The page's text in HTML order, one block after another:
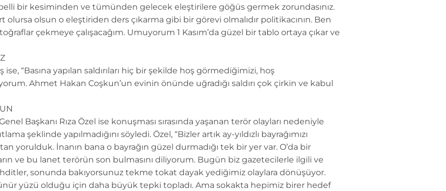
bir kesiminden ve tümünden gelecek eleştirilere göğüs germek zorundasınız.
olsun o eleştiriden ders çıkarma gibi bir görevi olmalıdır politikacının. Ben
çekmeye çalışacağım. Umuyorum 1 Kasım’da güzel bir tablo ortaya çıkar ve
ise, “Basına yapılan saldırıları hiç bir şekilde hoş görmediğimizi, hoş
Ahmet Hakan Coşkun’un evinin önünde uğradığı saldırı çok çirkin ve kabul
Başkanı Rıza Özel ise konuşması sırasında yaşanan terör olayları nedeniyle
şeklinde yapılmadığını söyledi. Özel, “Bizler artık ay-yıldızlı bayrağımızı
yorulduk. İnanın bana o bayrağın güzel durmadığı tek bir yer var. O’da bir
ve bu lanet terörün son bulmasını diliyorum. Bugün biz gazetecilerle ilgili ve
sonunda bakıyorsunuz tekme tokat dayak yediğimiz olaylara dönüşüyor.
yüzü olduğu için daha büyük tepki topladı. Ama sokakta hepimiz birer hedef